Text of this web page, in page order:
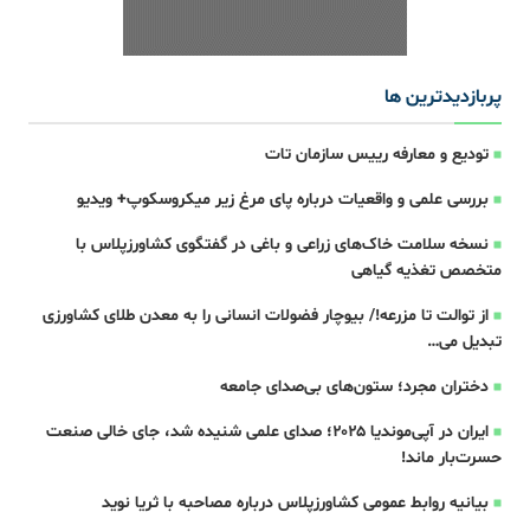
پربازدیدترین ها
تودیع و معارفه رییس سازمان تات
بررسی علمی و واقعیات درباره پای مرغ زیر میکروسکوپ+ ویدیو
نسخه سلامت خاک‌های زراعی و باغی در گفتگوی کشاورزپلاس با
متخصص تغذیه گیاهی
از توالت تا مزرعه!/ بیوچار فضولات انسانی را به معدن طلای کشاورزی
تبدیل می‌…
دختران مجرد؛ ستون‌های بی‌صدای جامعه‌
ایران در آپی‌موندیا ۲۰۲۵؛ صدای علمی شنیده شد، جای خالی صنعت
حسرت‌بار ماند!
بیانیه روابط عمومی کشاورزپلاس درباره مصاحبه با ثریا نوید